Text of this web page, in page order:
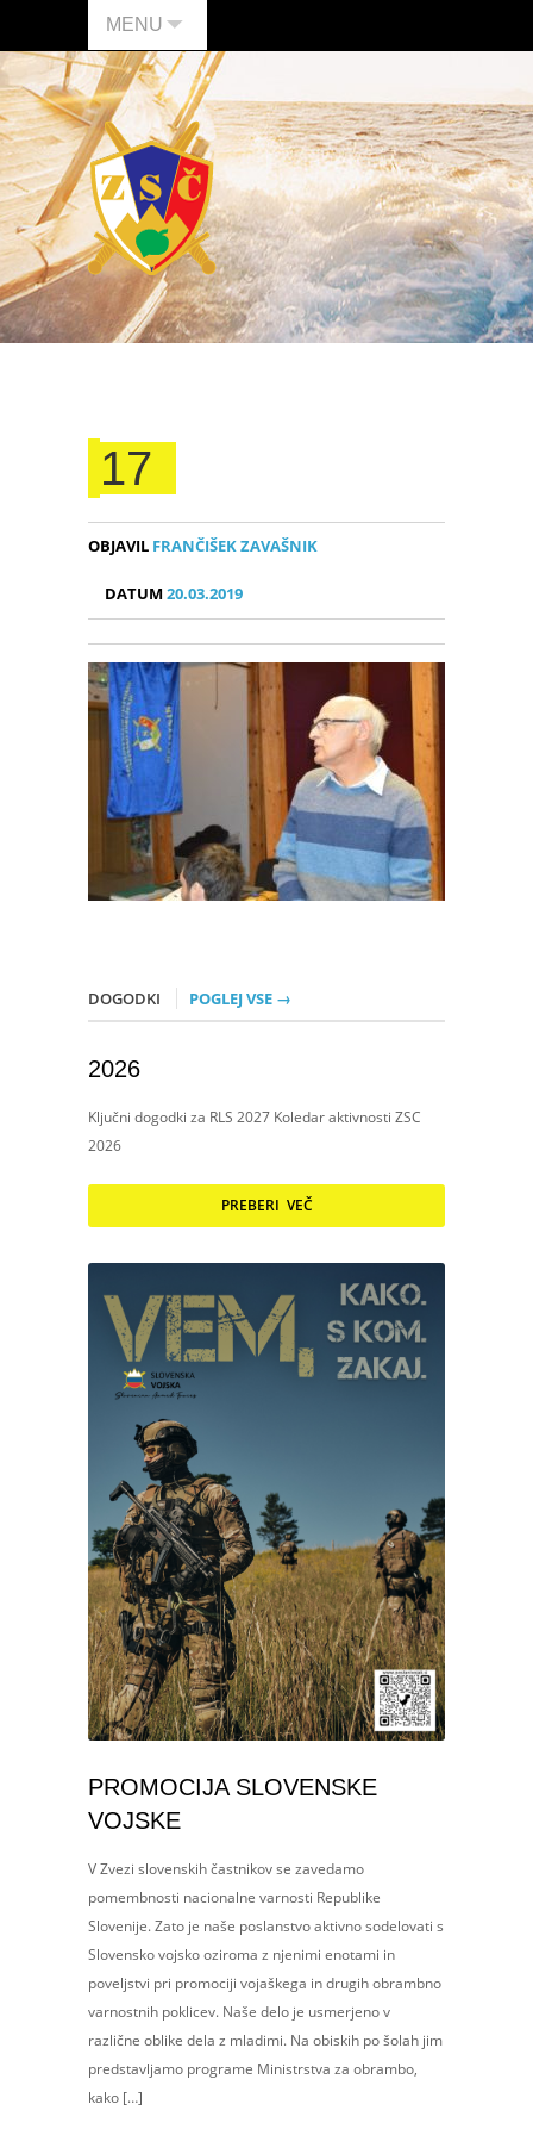
MENU
17
OBJAVIL FRANČIŠEK ZAVAŠNIK
DATUM20.03.2019
DOGODKI POGLEJ VSE →
2026
Ključni dogodki za RLS 2027 Koledar aktivnosti ZSC
2026
PREBERI VEČ
PROMOCIJA SLOVENSKE
VOJSKE
V Zvezi slovenskih častnikov se zavedamo
pomembnosti nacionalne varnosti Republike
Slovenije. Zato je naše poslanstvo aktivno sodelovati s
Slovensko vojsko oziroma z njenimi enotami in
poveljstvi pri promociji vojaškega in drugih obrambno
varnostnih poklicev. Naše delo je usmerjeno v
različne oblike dela z mladimi. Na obiskih po šolah jim
predstavljamo programe Ministrstva za obrambo,
kako […]